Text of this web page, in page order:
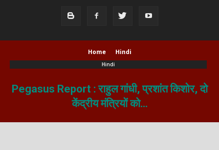
Home Hindi
Hindi
Pegasus Report : राहुल गांधी, प्रशांत किशोर, दो
केंद्रीय मंत्रियों को…